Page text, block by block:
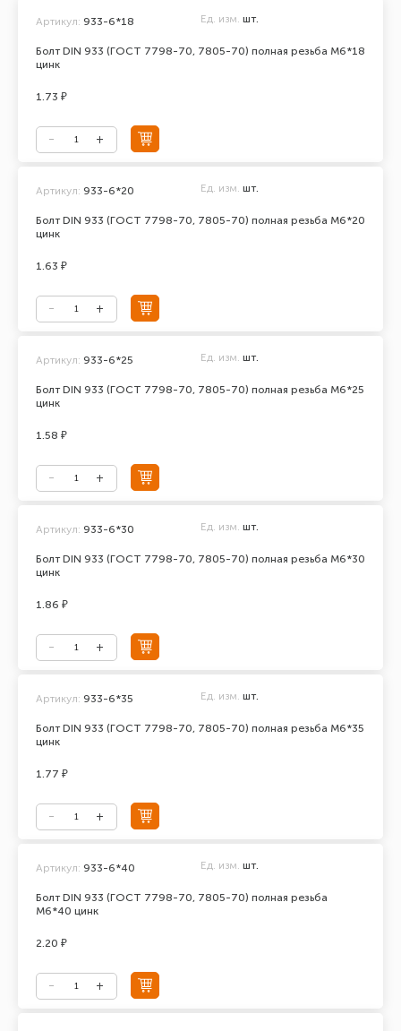
Болт DIN 933 (ГОСТ 7798-70, 7805-70) полная резьба М6*18
цинк
Артикул: 933-6*18 Ед. изм. шт.
1.73 ₽
Болт DIN 933 (ГОСТ 7798-70, 7805-70) полная резьба М6*20
цинк
Артикул: 933-6*20 Ед. изм. шт.
1.63 ₽
Болт DIN 933 (ГОСТ 7798-70, 7805-70) полная резьба М6*25
цинк
Артикул: 933-6*25 Ед. изм. шт.
1.58 ₽
Болт DIN 933 (ГОСТ 7798-70, 7805-70) полная резьба М6*30
цинк
Артикул: 933-6*30 Ед. изм. шт.
1.86 ₽
Болт DIN 933 (ГОСТ 7798-70, 7805-70) полная резьба М6*35
цинк
Артикул: 933-6*35 Ед. изм. шт.
1.77 ₽
Болт DIN 933 (ГОСТ 7798-70, 7805-70) полная резьба
М6*40 цинк
Артикул: 933-6*40 Ед. изм. шт.
2.20 ₽